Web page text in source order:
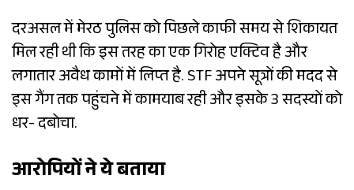
दरअसल में मेरठ पुलिस को पिछले काफी समय से शिकायत
मिल रही थी कि इस तरह का एक गिरोह एक्टिव है और
लगातार अवैध कामों में लिप्त है. STF अपने सूत्रों की मदद से
इस गैंग तक पहुंचने में कामयाब रही और इसके 3 सदस्यों को
धर- दबोचा.
आरोपियों ने ये बताया